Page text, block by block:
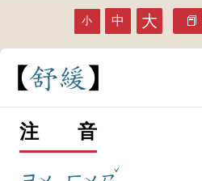
小 中 大
舒緩
注 音
ˇ